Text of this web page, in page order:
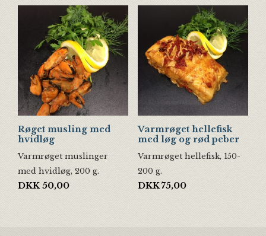
Røget musling med
hvidløg
Varmrøget muslinger
med hvidløg, 200 g.
DKK 50,00
Varmrøget hellefisk
med løg og rød peber
Varmrøget hellefisk, 150-
200 g.
DKK75,00